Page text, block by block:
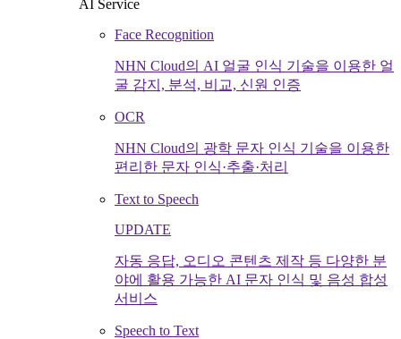
AI Service
Face Recognition
NHN Cloud의 AI 얼굴 인식 기술을 이용한 얼
굴 감지, 분석, 비교, 신원 인증
OCR
NHN Cloud의 광학 문자 인식 기술을 이용한
편리한 문자 인식·추출·처리
Text to Speech
UPDATE
자동 응답, 오디오 콘텐츠 제작 등 다양한 분
야에 활용 가능한 AI 문자 인식 및 음성 합성
서비스
Speech to Text